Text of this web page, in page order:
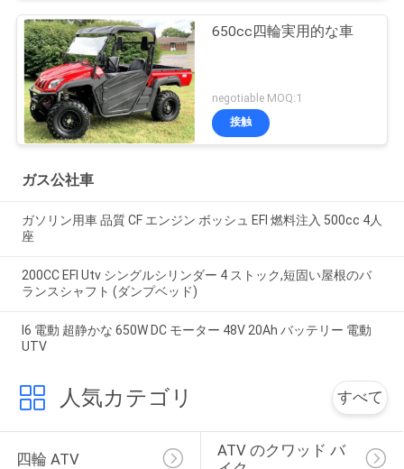
650cc四輪実用的な車
negotiable MOQ:1
接触
ガス公社車
ガソリン用車 品質 CF エンジン ボッシュ EFI 燃料注入 500cc 4人
座
200CC EFI Utv シングルシリンダー 4 ストック,短固い屋根のバ
ランスシャフト (ダンプベッド)
I6 電動 超静かな 650W DC モーター 48V 20Ah バッテリー 電動
UTV
人気カテゴリ すべて
四輪 ATV
ATV のクワッド バ